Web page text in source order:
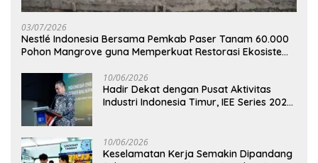
03/07/2026
Nestlé Indonesia Bersama Pemkab Paser Tanam 60.000
Pohon Mangrove guna Memperkuat Restorasi Ekosistem
10/06/2026
Hadir Dekat dengan Pusat Aktivitas
Industri Indonesia Timur, IEE Series 2026
10/06/2026
Keselamatan Kerja Semakin Dipandang